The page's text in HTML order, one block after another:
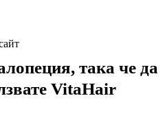
така че да
VitaHair